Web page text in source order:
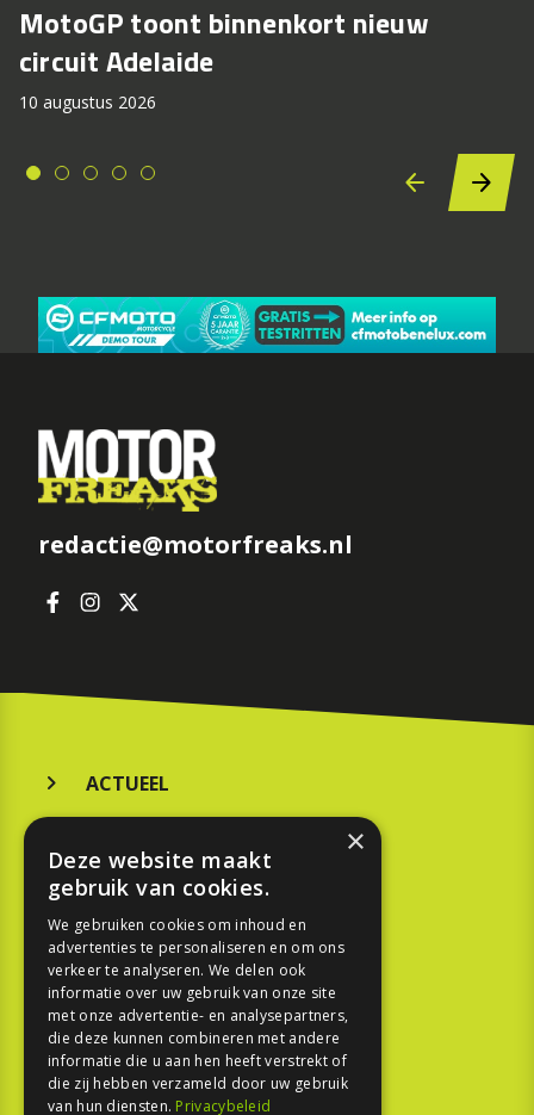
MotoGP toont binnenkort nieuw
circuit Adelaide
10 augustus 2026
redactie@motorfreaks.nl
ACTUEEL
KOOPGIDS
TESTEN
SPORT
REPORTAGE
TOUREN
×
Deze website maakt
gebruik van cookies.
We gebruiken cookies om inhoud en
advertenties te personaliseren en om ons
verkeer te analyseren. We delen ook
informatie over uw gebruik van onze site
met onze advertentie- en analysepartners,
die deze kunnen combineren met andere
informatie die u aan hen heeft verstrekt of
die zij hebben verzameld door uw gebruik
van hun diensten. Privacybeleid